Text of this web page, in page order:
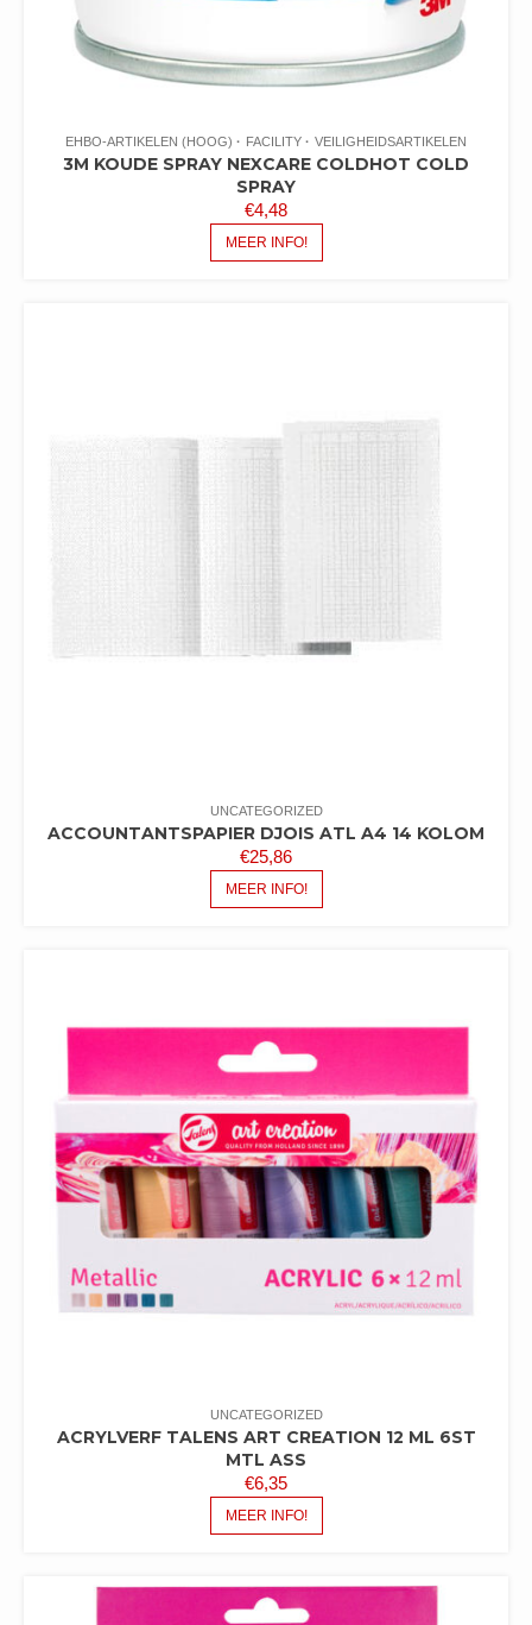
EHBO-ARTIKELEN (HOOG) FACILITY VEILIGHEIDSARTIKELEN
3M KOUDE SPRAY NEXCARE COLDHOT COLD
SPRAY
€4,48
MEER INFO!
UNCATEGORIZED
ACCOUNTANTSPAPIER DJOIS ATL A4 14 KOLOM
€25,86
MEER INFO!
UNCATEGORIZED
ACRYLVERF TALENS ART CREATION 12 ML 6ST
MTL ASS
€6,35
MEER INFO!